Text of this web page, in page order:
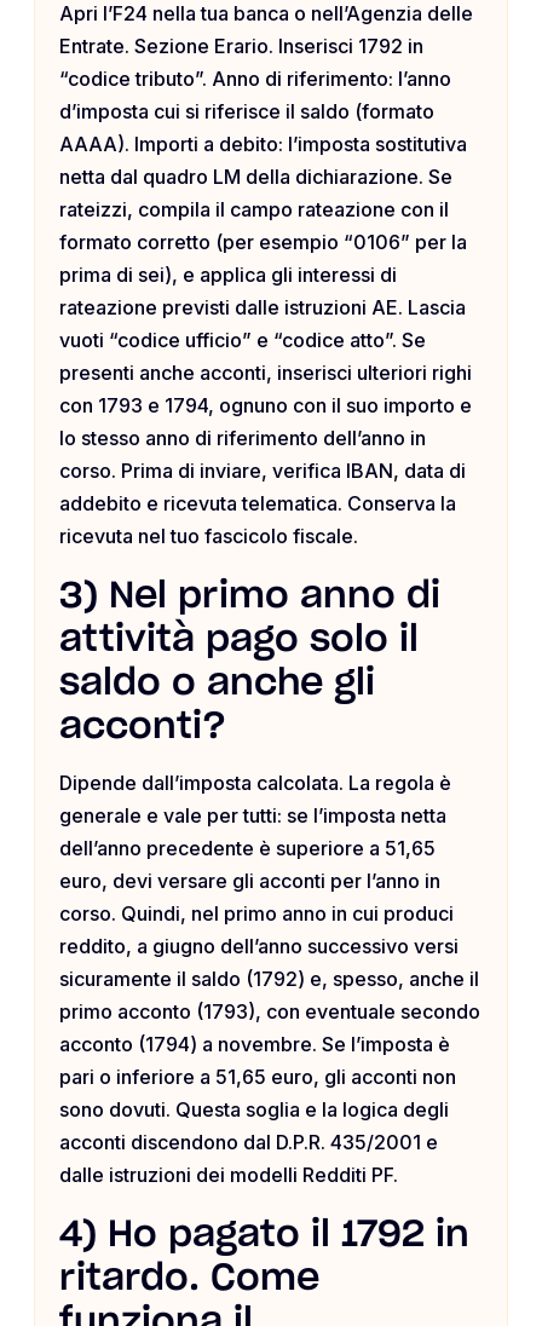
Apri l’F24 nella tua banca o nell’Agenzia delle
Entrate. Sezione Erario. Inserisci 1792 in
“codice tributo”. Anno di riferimento: l’anno
d’imposta cui si riferisce il saldo (formato
AAAA). Importi a debito: l’imposta sostitutiva
netta dal quadro LM della dichiarazione. Se
rateizzi, compila il campo rateazione con il
formato corretto (per esempio “0106” per la
prima di sei), e applica gli interessi di
rateazione previsti dalle istruzioni AE. Lascia
vuoti “codice ufficio” e “codice atto”. Se
presenti anche acconti, inserisci ulteriori righi
con 1793 e 1794, ognuno con il suo importo e
lo stesso anno di riferimento dell’anno in
corso. Prima di inviare, verifica IBAN, data di
addebito e ricevuta telematica. Conserva la
ricevuta nel tuo fascicolo fiscale.
3) Nel primo anno di
attività pago solo il
saldo o anche gli
acconti?
Dipende dall’imposta calcolata. La regola è
generale e vale per tutti: se l’imposta netta
dell’anno precedente è superiore a 51,65
euro, devi versare gli acconti per l’anno in
corso. Quindi, nel primo anno in cui produci
reddito, a giugno dell’anno successivo versi
sicuramente il saldo (1792) e, spesso, anche il
primo acconto (1793), con eventuale secondo
acconto (1794) a novembre. Se l’imposta è
pari o inferiore a 51,65 euro, gli acconti non
sono dovuti. Questa soglia e la logica degli
acconti discendono dal D.P.R. 435/2001 e
dalle istruzioni dei modelli Redditi PF.
4) Ho pagato il 1792 in
ritardo. Come